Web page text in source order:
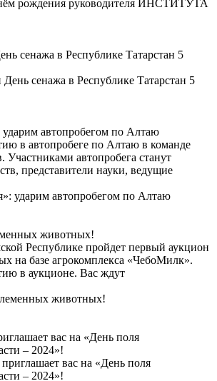
сенажа в Республике Татарстан 5
ударим автопробегом по Алтаю
в автопробеге по Алтаю в команде
автопробега станут
представители науки, ведущие
животных!
Республике пройдет первый аукцион
на базе агрокомплекса «ЧебоМилк».
в аукционе. Вас ждут
вас на «День поля
– 2024»!